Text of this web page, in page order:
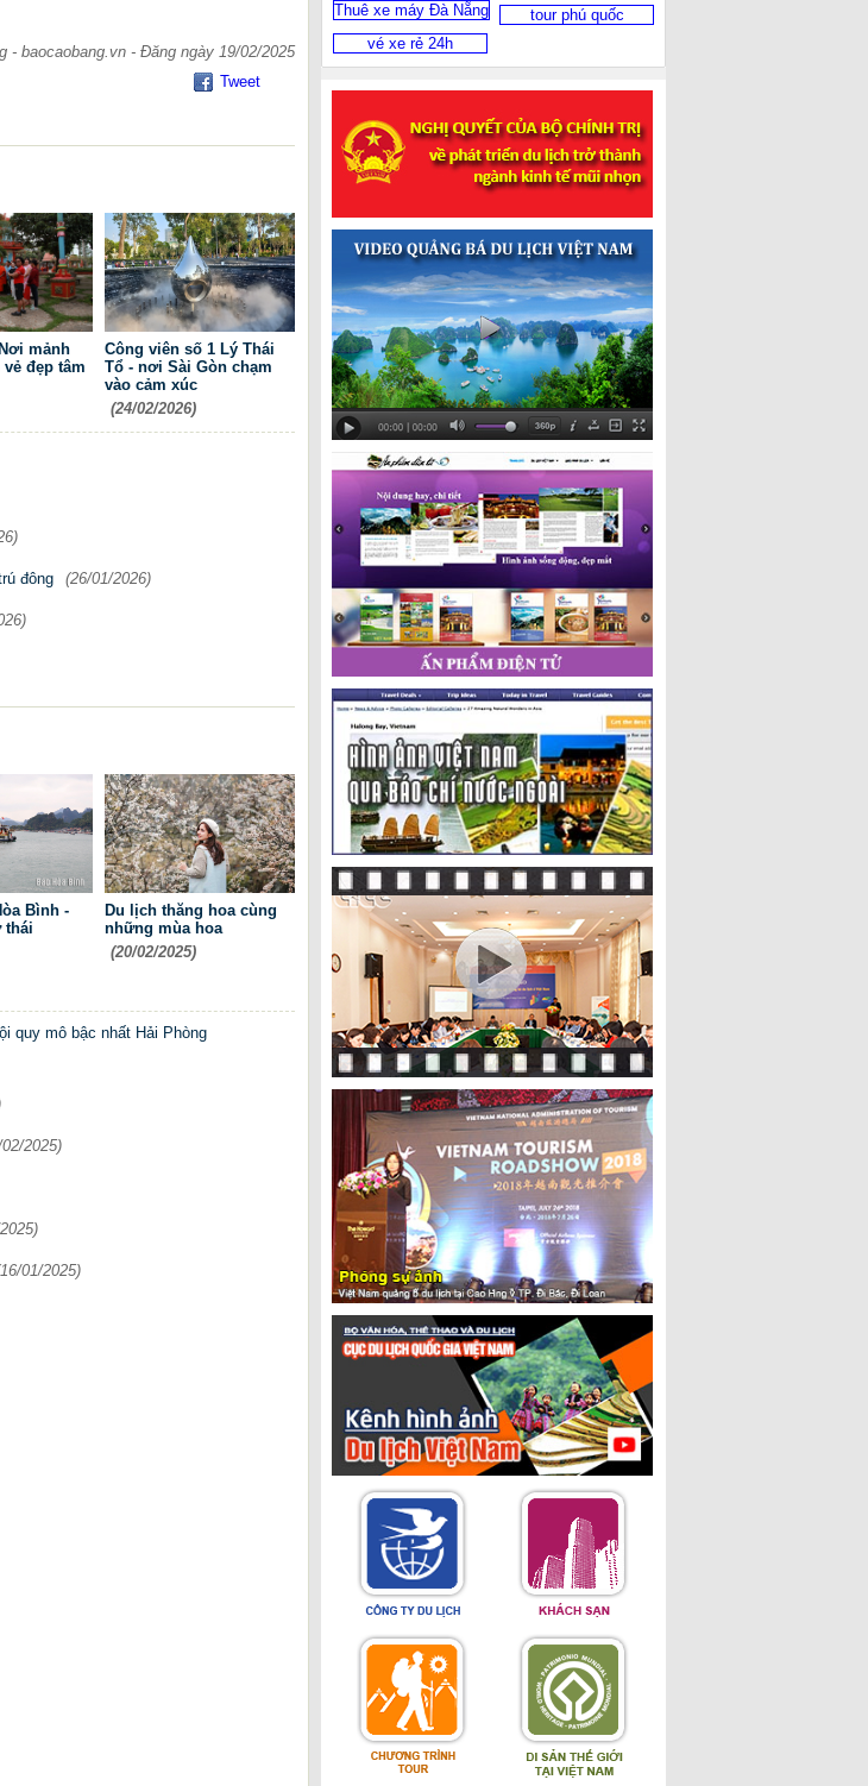
- baocaobang.vn - Đăng ngày 19/02/2025
Tweet
mảnh
đẹp tâm
Công viên số 1 Lý Thái
Tổ - nơi Sài Gòn chạm
vào cảm xúc
(24/02/2026)
đông (26/01/2026)
Bình -
thái
Du lịch thăng hoa cùng
những mùa hoa
(20/02/2025)
quy mô bậc nhất Hải Phòng
2025)
01/2025)
Thuê xe máy Đà Nẵng
tour phú quốc
vé xe rẻ 24h